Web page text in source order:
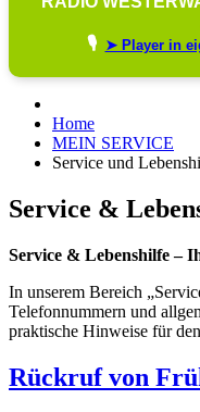
🎙️ ➤ Player in
Home
MEIN SERVICE
Service und
Service &
Service & Lebenshilfe –
In unserem Bereich
Telefonnummern und
praktische Hinweise für
Rückruf von